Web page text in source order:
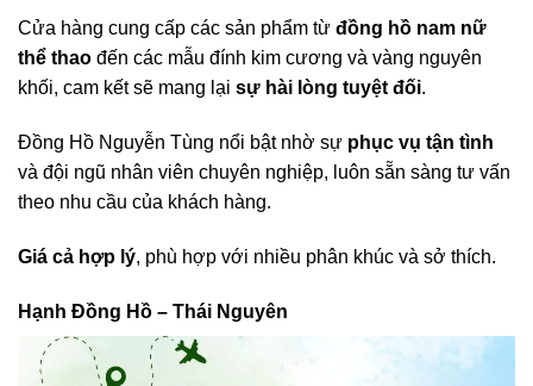
Cửa hàng cung cấp các sản phẩm từ đồng hồ nam nữ
thể thao đến các mẫu đính kim cương và vàng nguyên
khối, cam kết sẽ mang lại sự hài lòng tuyệt đối.
Đồng Hồ Nguyễn Tùng nổi bật nhờ sự phục vụ tận tình
và đội ngũ nhân viên chuyên nghiệp, luôn sẵn sàng tư vấn
theo nhu cầu của khách hàng.
Giá cả hợp lý, phù hợp với nhiều phân khúc và sở thích.
Hạnh Đồng Hồ – Thái Nguyên